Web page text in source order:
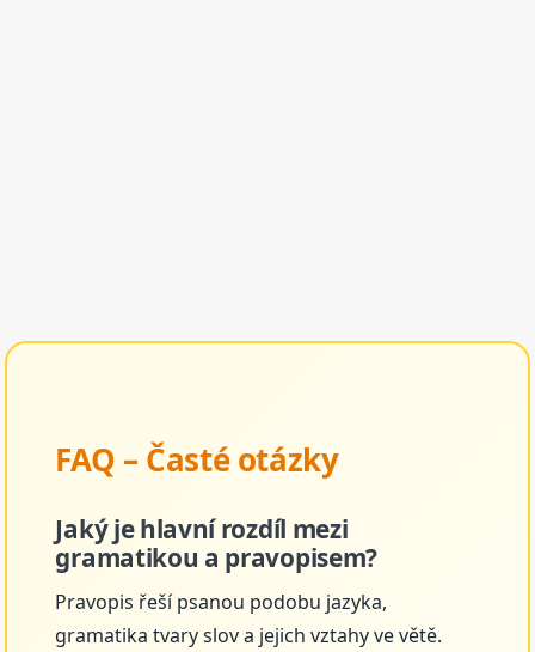
FAQ – Časté otázky
Jaký je hlavní rozdíl mezi
gramatikou a pravopisem?
Pravopis řeší psanou podobu jazyka,
gramatika tvary slov a jejich vztahy ve větě.